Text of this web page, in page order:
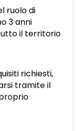
ruolo di
3 anni
il territorio
richiesti,
tramite il